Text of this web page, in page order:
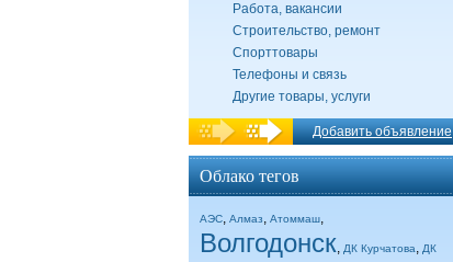
Работа, вакансии
Строительство, ремонт
Спорттовары
Телефоны и связь
Другие товары, услуги
Добавить объявление
Облако тегов
АЭС, Алмаз, Атоммаш,
Волгодонск, ДК Курчатова, ДК